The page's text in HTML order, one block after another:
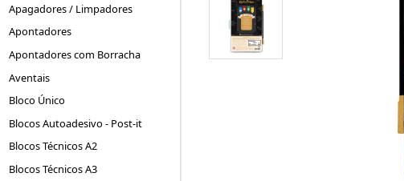
Apagadores / Limpadores
Apontadores
Apontadores com Borracha
Aventais
Bloco Único
Blocos Autoadesivo - Post-it
Blocos Técnicos A2
Blocos Técnicos A3